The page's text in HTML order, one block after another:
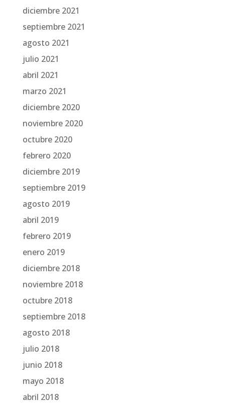
diciembre 2021
septiembre 2021
agosto 2021
julio 2021
abril 2021
marzo 2021
diciembre 2020
noviembre 2020
octubre 2020
febrero 2020
diciembre 2019
septiembre 2019
agosto 2019
abril 2019
febrero 2019
enero 2019
diciembre 2018
noviembre 2018
octubre 2018
septiembre 2018
agosto 2018
julio 2018
junio 2018
mayo 2018
abril 2018